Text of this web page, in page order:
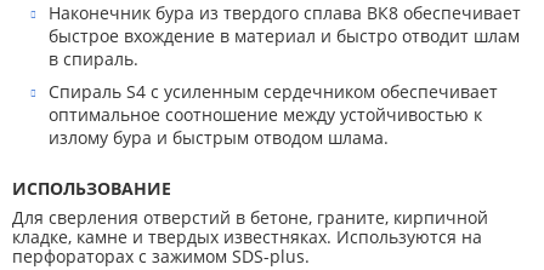
Наконечник бура из твердого сплава ВК8 обеспечивает
быстрое вхождение в материал и быстро отводит шлам
в спираль.
Спираль S4 с усиленным сердечником обеспечивает
оптимальное соотношение между устойчивостью к
излому бура и быстрым отводом шлама.
ИСПОЛЬЗОВАНИЕ
Для сверления отверстий в бетоне, граните, кирпичной
кладке, камне и твердых известняках. Используются на
перфораторах с зажимом SDS-plus.